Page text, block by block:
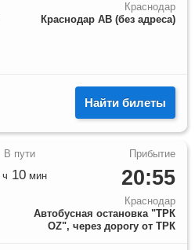
Краснодар
Краснодар АВ (без адреса)
Найти билеты
20:55
Краснодар
Автобусная остановка "ТРК
OZ", через дорогу от ТРК
ч 10 мин